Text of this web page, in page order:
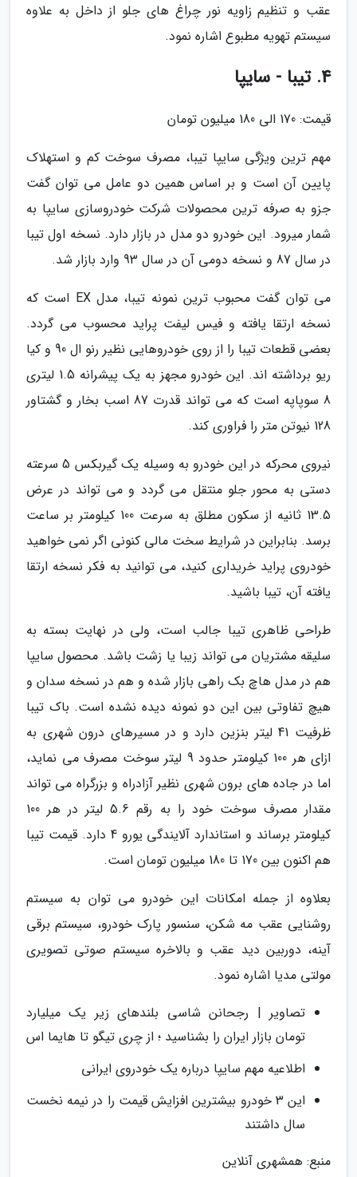
عقب و تنظیم زاویه نور چراغ های جلو از داخل به علاوه
سیستم تهویه مطبوع اشاره نمود.
4. تیبا - سایپا
قیمت: 170 الی 180 میلیون تومان
مهم ترین ویژگی سایپا تیبا، مصرف سوخت کم و استهلاک
پایین آن است و بر اساس همین دو عامل می توان گفت
جزو به صرفه ترین محصولات شرکت خودروسازی سایپا به
شمار میرود. این خودرو دو مدل در بازار دارد. نسخه اول تیبا
در سال 87 و نسخه دومی آن در سال 93 وارد بازار شد.
می توان گفت محبوب ترین نمونه تیبا، مدل EX است که
نسخه ارتقا یافته و فیس لیفت پراید محسوب می گردد.
بعضی قطعات تیبا را از روی خودروهایی نظیر رنو ال 90 و کیا
ریو برداشته اند. این خودرو مجهز به یک پیشرانه 1.5 لیتری
8 سوپاپه است که می تواند قدرت 87 اسب بخار و گشتاور
128 نیوتن متر را فراوری کند.
نیروی محرکه در این خودرو به وسیله یک گیربکس 5 سرعته
دستی به محور جلو منتقل می گردد و می تواند در عرض
13.5 ثانیه از سکون مطلق به سرعت 100 کیلومتر بر ساعت
برسد. بنابراین در شرایط سخت مالی کنونی اگر نمی خواهید
خودروی پراید خریداری کنید، می توانید به فکر نسخه ارتقا
یافته آن، تیبا باشید.
طراحی ظاهری تیبا جالب است، ولی در نهایت بسته به
سلیقه مشتریان می تواند زیبا یا زشت باشد. محصول سایپا
هم در مدل هاچ بک راهی بازار شده و هم در نسخه سدان و
هیچ تفاوتی بین این دو نمونه دیده نشده است. باک تیبا
ظرفیت 41 لیتر بنزین دارد و در مسیرهای درون شهری به
ازای هر 100 کیلومتر حدود 9 لیتر سوخت مصرف می نماید،
اما در جاده های برون شهری نظیر آزادراه و بزرگراه می تواند
مقدار مصرف سوخت خود را به رقم 5.6 لیتر در هر 100
کیلومتر برساند و استاندارد آلایندگی یورو 4 دارد. قیمت تیبا
هم اکنون بین 170 تا 180 میلیون تومان است.
بعلاوه از جمله امکانات این خودرو می توان به سیستم
روشنایی عقب مه شکن، سنسور پارک خودرو، سیستم برقی
آینه، دوربین دید عقب و بالاخره سیستم صوتی تصویری
مولتی مدیا اشاره نمود.
تصاویر | رجحانن شاسی بلندهای زیر یک میلیارد
تومان بازار ایران را بشناسید ؛ از چری تیگو تا هایما اس
اطلاعیه مهم سایپا درباره یک خودروی ایرانی
این 3 خودرو بیشترین افزایش قیمت را در نیمه نخست
سال داشتند
منبع: همشهری آنلاین